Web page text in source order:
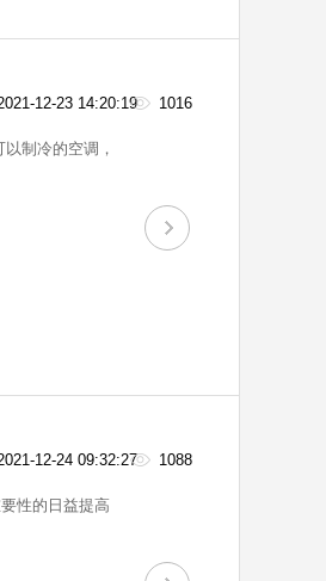
制冷的空调，
12-23 14:20:19 1016
性的日益提高
12-24 09:32:27 1088